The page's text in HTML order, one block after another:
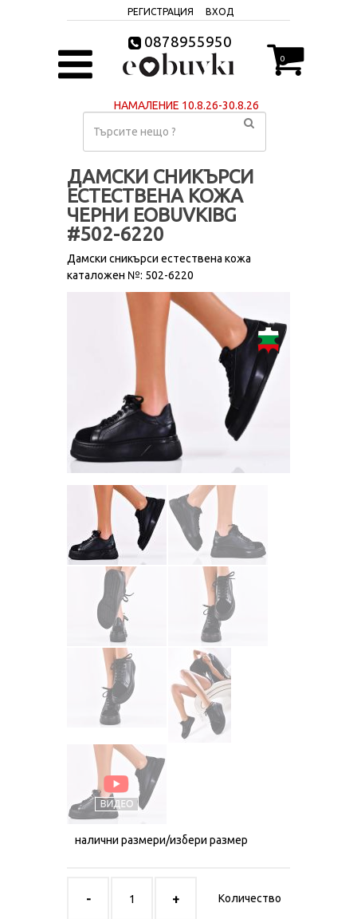
РЕГИСТРАЦИЯ ВХОД
0878955950
0
НАМАЛЕНИЕ 10.8.26-30.8.26
ДАМСКИ СНИКЪРСИ
ЕСТЕСТВЕНА КОЖА
ЧЕРНИ EOBUVKIBG
#502-6220
Дамски сникърси естествена кожа
каталожен №: 502-6220
налични размери/избери размер
Количество